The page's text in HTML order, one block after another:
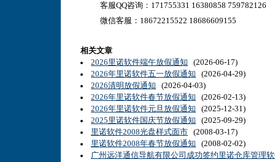
客服QQ咨询：171755331 16380858 759782126
微信客服：18672215522 18686609155
相关文章
2026里诺软件端午放假通知 (2026-06-17)
2026年里诺软件五一放假通知 (2026-04-29)
2026清明放假通知 (2026-04-03)
2026年里诺软件春节放假通知 (2026-02-13)
2026年里诺软件元旦放假通知 (2025-12-31)
2025里诺软件国庆节放假通知 (2025-09-29)
里诺软件2008光盘样式面市 (2008-03-17)
里诺软件2008年春节放假通知 (2008-02-02)
广州远洋通信导航有限公司成功签约里诺仓库管理